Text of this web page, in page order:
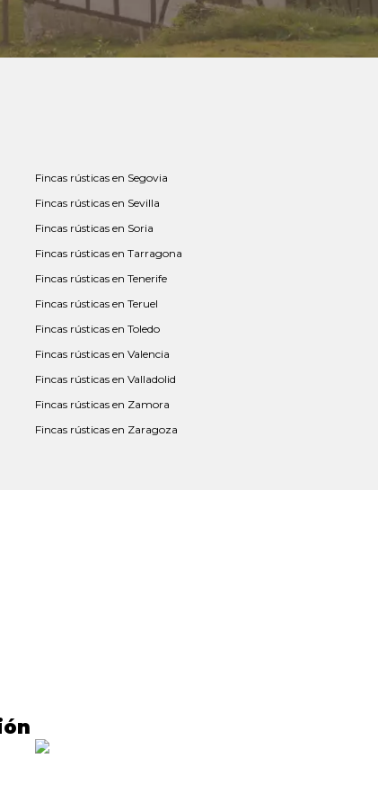
Fincas rústicas en Segovia
Fincas rústicas en Sevilla
Fincas rústicas en Soria
Fincas rústicas en Tarragona
Fincas rústicas en Tenerife
Fincas rústicas en Teruel
Fincas rústicas en Toledo
Fincas rústicas en Valencia
Fincas rústicas en Valladolid
Fincas rústicas en Zamora
Fincas rústicas en Zaragoza